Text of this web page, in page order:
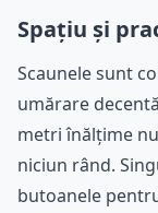
Spațiu și
Scaunele sunt
umărare
metri înălțime
niciun rând.
butoanele